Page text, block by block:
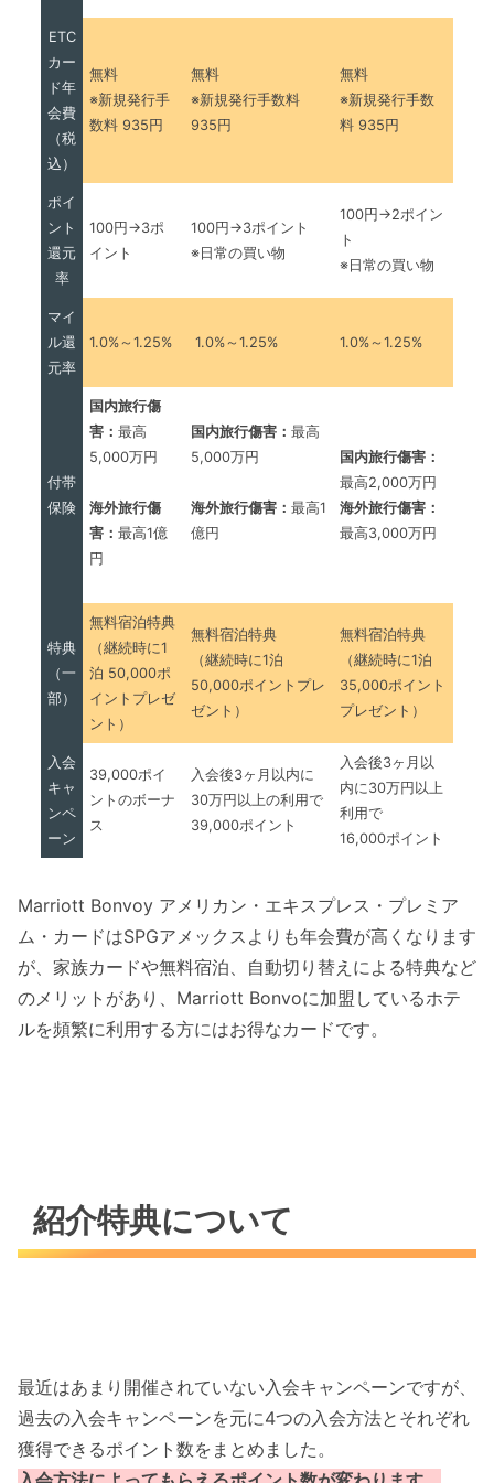
ETC
カー
ド年
会費
（税
込）
無料
※新規発行手
数料 935円
無料
※新規発行手数料
935円
無料
※新規発行手数
料 935円
ポイ
ント
還元
率
100円→3ポ
イント
100円→3ポイント
※日常の買い物
100円→2ポイン
ト
※日常の買い物
マイ
ル還
元率
1.0%～1.25% 1.0%～1.25% 1.0%～1.25%
付帯
保険
国内旅行傷
害： 最高
5,000万円
海外旅行傷
害： 最高1億
円
国内旅行傷害： 最高
5,000万円
海外旅行傷害： 最高1
億円
国内旅行傷害：
最高2,000万円
海外旅行傷害：
最高3,000万円
特典
（一
部）
無料宿泊特典
（継続時に1
泊 50,000ポ
イントプレゼ
ント）
無料宿泊特典
（継続時に1泊
50,000ポイントプレ
ゼント）
無料宿泊特典
（継続時に1泊
35,000ポイント
プレゼント）
入会
キャ
ンペ
ーン
39,000ポイ
ントのボーナ
ス
入会後3ヶ月以内に
30万円以上の利用で
39,000ポイント
入会後3ヶ月以
内に30万円以上
利用で
16,000ポイント
Marriott Bonvoy アメリカン・エキスプレス・プレミア
ム・カードはSPGアメックスよりも年会費が高くなります
が、 家族カードや無料宿泊、自動切り替えによる特典など
のメリットがあり、Marriott Bonvoに加盟しているホテ
ルを頻繁に利用する方にはお得なカードです。
紹介特典について
最近はあまり開催されていない入会キャンペーンですが、
過去の入会キャンペーンを元に4つの入会方法とそれぞれ
獲得できるポイント数をまとめました。